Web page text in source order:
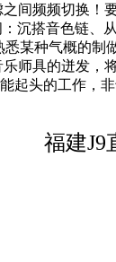
间频频切换！
沉搭音色链、
某种气概的制
师具的迸发，
起头的工作，
福建J9